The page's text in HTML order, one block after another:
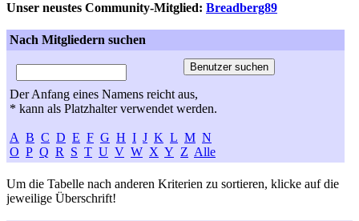
Unser neustes Community-Mitglied: Breadberg89
Nach Mitgliedern suchen
Der Anfang eines Namens reicht aus,
* kann als Platzhalter verwendet werden.
A B C D E F G H I J K L M N
O P Q R S T U V W X Y Z Alle
Um die Tabelle nach anderen Kriterien zu sortieren, klicke auf die
jeweilige Überschrift!